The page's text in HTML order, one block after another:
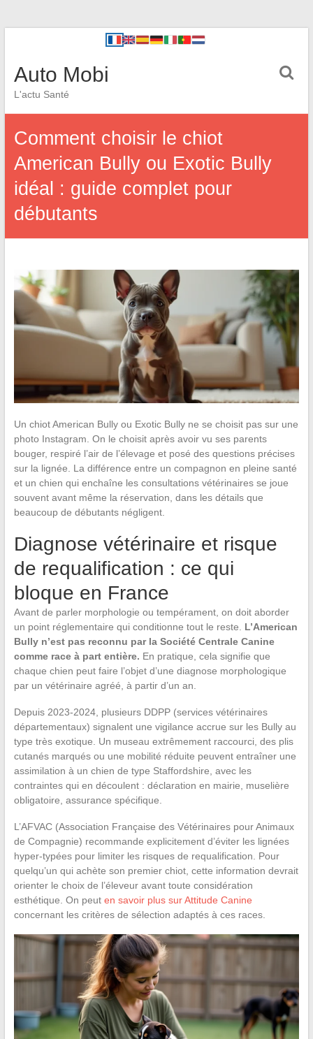
Auto Mobi
L'actu Santé
Comment choisir le chiot
American Bully ou Exotic Bully
idéal : guide complet pour
débutants
Un chiot American Bully ou Exotic Bully ne se choisit pas sur une
photo Instagram. On le choisit après avoir vu ses parents
bouger, respiré l’air de l’élevage et posé des questions précises
sur la lignée. La différence entre un compagnon en pleine santé
et un chien qui enchaîne les consultations vétérinaires se joue
souvent avant même la réservation, dans les détails que
beaucoup de débutants négligent.
Diagnose vétérinaire et risque
de requalification : ce qui
bloque en France
Avant de parler morphologie ou tempérament, on doit aborder
un point réglementaire qui conditionne tout le reste. L’American
Bully n’est pas reconnu par la Société Centrale Canine
comme race à part entière. En pratique, cela signifie que
chaque chien peut faire l’objet d’une diagnose morphologique
par un vétérinaire agréé, à partir d’un an.
Depuis 2023-2024, plusieurs DDPP (services vétérinaires
départementaux) signalent une vigilance accrue sur les Bully au
type très exotique. Un museau extrêmement raccourci, des plis
cutanés marqués ou une mobilité réduite peuvent entraîner une
assimilation à un chien de type Staffordshire, avec les
contraintes qui en découlent : déclaration en mairie, muselière
obligatoire, assurance spécifique.
L’AFVAC (Association Française des Vétérinaires pour Animaux
de Compagnie) recommande explicitement d’éviter les lignées
hyper-typées pour limiter les risques de requalification. Pour
quelqu’un qui achète son premier chiot, cette information devrait
orienter le choix de l’éleveur avant toute considération
esthétique. On peut en savoir plus sur Attitude Canine
concernant les critères de sélection adaptés à ces races.